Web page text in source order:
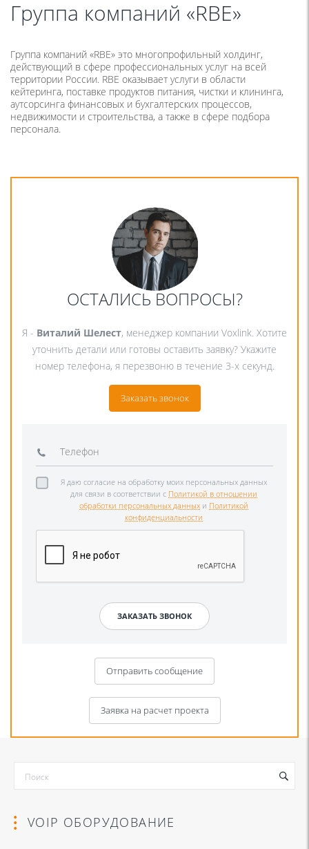
Группа компаний «RBE»
Группа компаний «RBE» это многопрофильный холдинг,
действующий в сфере профессиональных услуг на всей
территории России. RBE оказывает услуги в области
кейтеринга, поставке продуктов питания, чистки и клининга,
аутсорсинга финансовых и бухгалтерских процессов,
недвижимости и строительства, а также в сфере подбора
персонала.
ОСТАЛИСЬ ВОПРОСЫ?
Я - Виталий Шелест, менеджер компании Voxlink. Хотите
уточнить детали или готовы оставить заявку? Укажите
номер телефона, я перезвоню в течение 3-х секунд.
Заказать звонок
Я даю согласие на обработку моих персональных данных
для связи в соответствии с Политикой в отношении
обработки персональных данных и Политикой
конфиденциальности
Отправить сообщение
Заявка на расчет проекта
VOIP ОБОРУДОВАНИЕ